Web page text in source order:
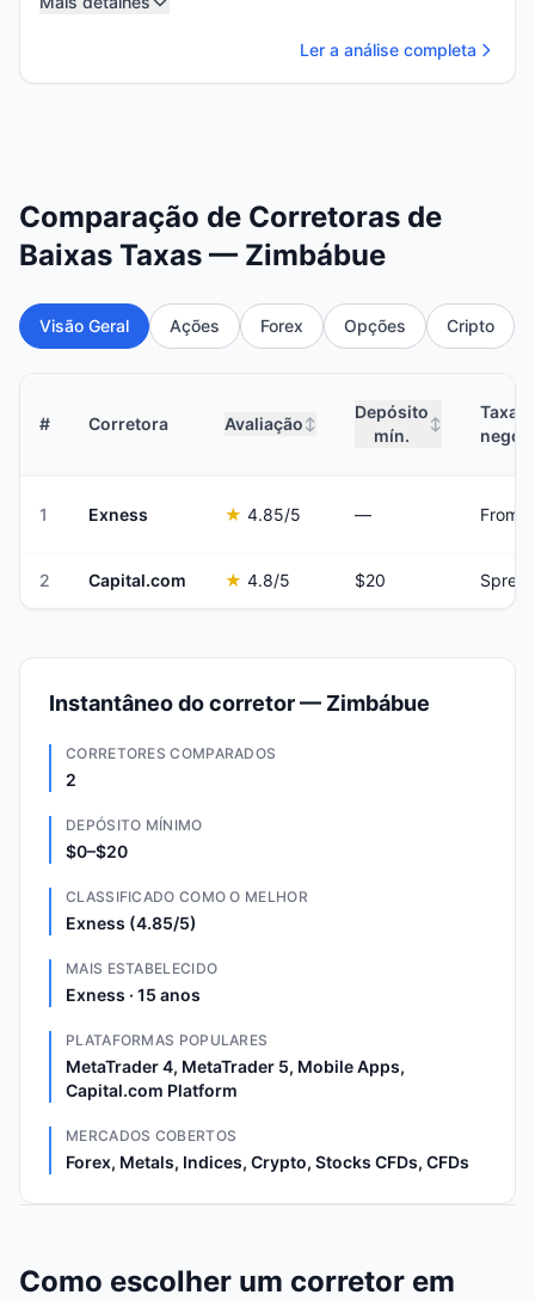
Ler a análise completa
Comparação de Corretoras de
Baixas Taxas — Zimbábue
Visão Geral Ações Forex Opções Cripto
# Corretora Avaliação ↕
Depósito
mín.
↕
Taxas
1 Exness ★ 4.85/5 — From
2 Capital.com ★ 4.8/5 $20
Instantâneo do corretor — Zimbábue
CORRETORES COMPARADOS
2
DEPÓSITO MÍNIMO
$0–$20
CLASSIFICADO COMO O MELHOR
Exness (4.85/5)
MAIS ESTABELECIDO
Exness · 15 anos
PLATAFORMAS POPULARES
MetaTrader 4, MetaTrader 5, Mobile Apps,
Capital.com Platform
MERCADOS COBERTOS
Forex, Metals, Indices, Crypto, Stocks CFDs, CFDs
Como escolher um corretor em